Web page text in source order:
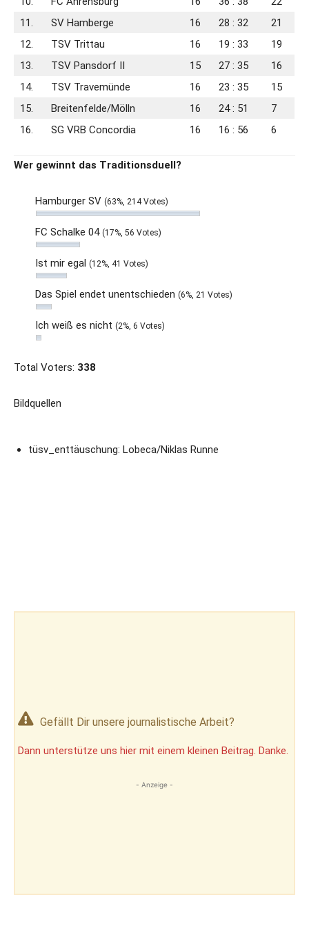
11.
SV Hamberge 16 28 : 32
21
12.
TSV Trittau 16 19 : 33
19
13.
TSV Pansdorf II 15 27 : 35
16
14.
TSV Travemünde 16 23 : 35
15
15.
Breitenfelde/​Mölln 16 24 : 51
7
16.
SG VRB Concordia 16 16 : 56 6
Wer gewinnt das Traditionsduell?
Hamburger SV (63%, 214 Votes)
FC Schalke 04 (17%, 56 Votes)
Ist mir egal (12%, 41 Votes)
Das Spiel endet unentschieden (6%, 21 Votes)
Ich weiß es nicht (2%, 6 Votes)
Total Voters: 338
Bildquellen
tüsv_enttäuschung: Lobeca/Niklas Runne
Gefällt Dir unsere journalistische Arbeit?
Dann unterstütze uns hier mit einem kleinen Beitrag. Danke.
- Anzeige -